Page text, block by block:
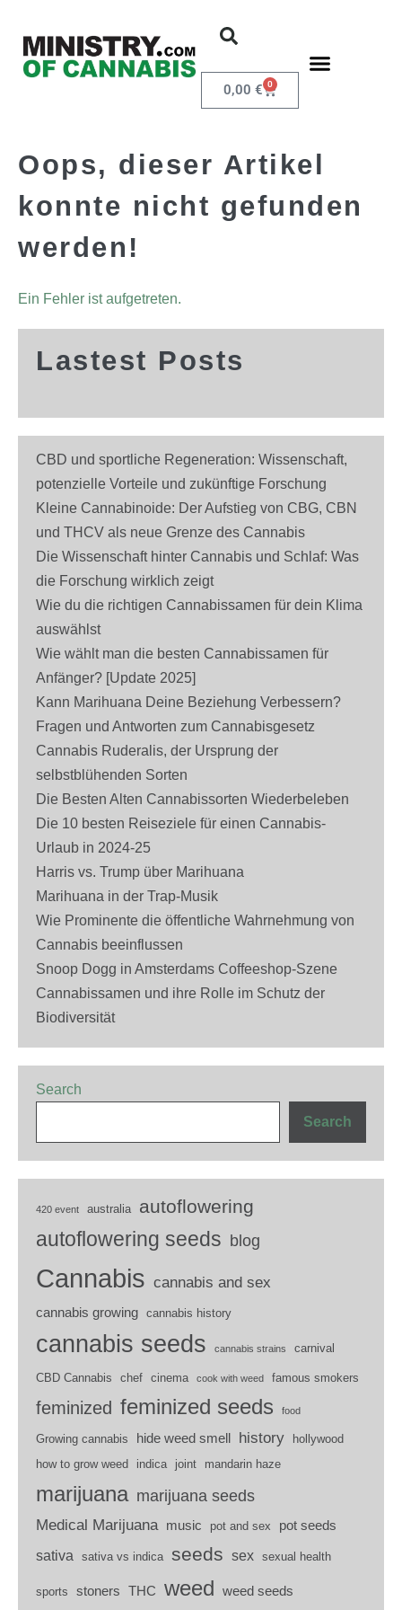
0,00 € 0
Oops, dieser Artikel
konnte nicht gefunden
werden!
Ein Fehler ist aufgetreten.
Lastest Posts
CBD und sportliche Regeneration: Wissenschaft,
potenzielle Vorteile und zukünftige Forschung
Kleine Cannabinoide: Der Aufstieg von CBG, CBN
und THCV als neue Grenze des Cannabis
Die Wissenschaft hinter Cannabis und Schlaf: Was
die Forschung wirklich zeigt
Wie du die richtigen Cannabissamen für dein Klima
auswählst
Wie wählt man die besten Cannabissamen für
Anfänger? [Update 2025]
Kann Marihuana Deine Beziehung Verbessern?
Fragen und Antworten zum Cannabisgesetz
Cannabis Ruderalis, der Ursprung der
selbstblühenden Sorten
Die Besten Alten Cannabissorten Wiederbeleben
Die 10 besten Reiseziele für einen Cannabis-
Urlaub in 2024-25
Harris vs. Trump über Marihuana
Marihuana in der Trap-Musik
Wie Prominente die öffentliche Wahrnehmung von
Cannabis beeinflussen
Snoop Dogg in Amsterdams Coffeeshop-Szene
Cannabissamen und ihre Rolle im Schutz der
Biodiversität
Search
Search
420 event australia autoflowering
autoflowering seeds blog
Cannabis cannabis and sex
cannabis growing cannabis history
cannabis seeds cannabis strains carnival
CBD Cannabis chef cinema cook with weed famous smokers
feminized feminized seeds food
Growing cannabis hide weed smell history
hollywood
how to grow weed
indica joint mandarin haze
marijuana marijuana seeds
Medical Marijuana
music pot and sex pot seeds
sativa sativa vs indica seeds sex sexual health
sports stoners THC weed weed seeds